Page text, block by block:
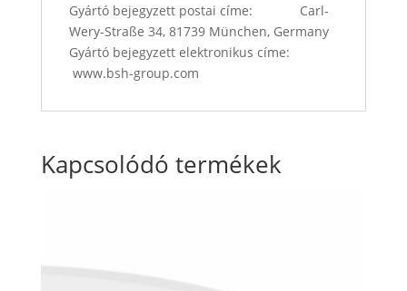
Gyártó bejegyzett postai címe: Carl-
Wery-Straße 34, 81739 München, Germany
Gyártó bejegyzett elektronikus címe:
www.bsh-group.com
Kapcsolódó termékek